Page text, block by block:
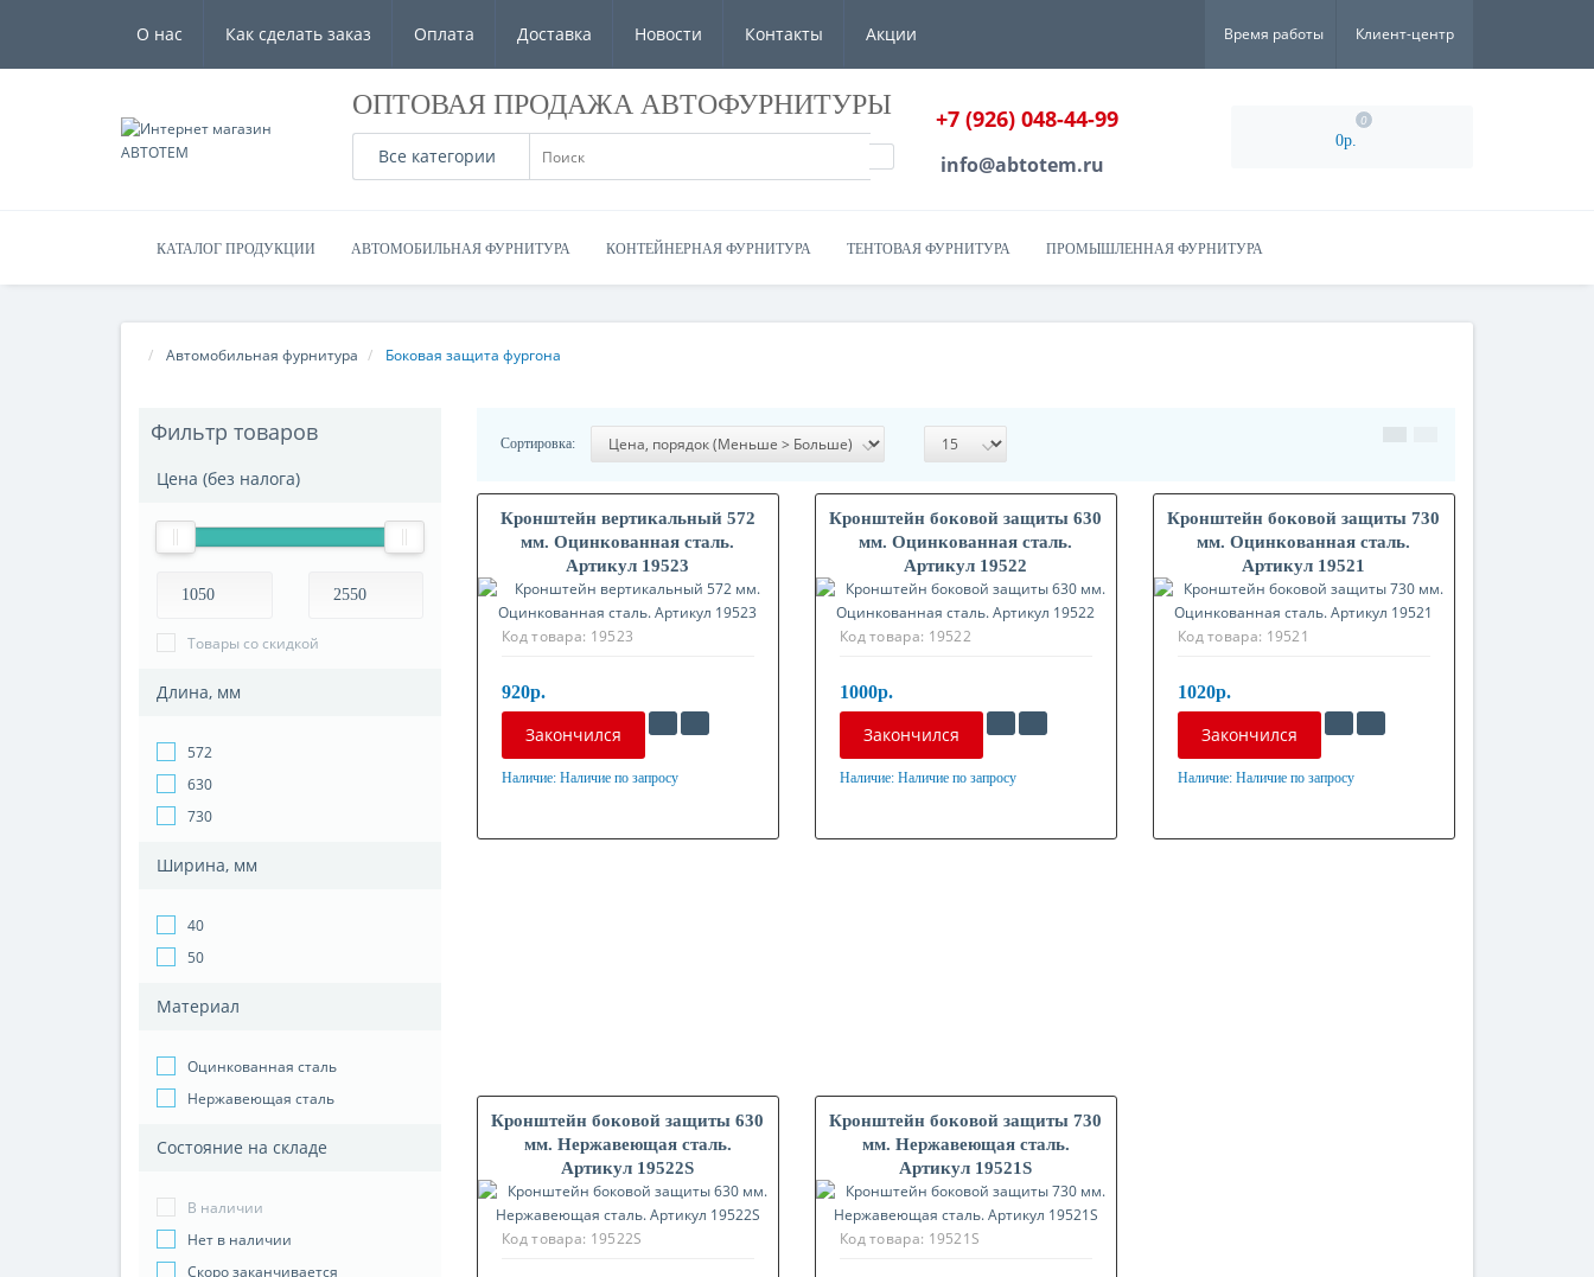
О нас Как сделать заказ Оплата Доставка Новости Контакты Акции Время работы Клиент-центр
ОПТОВАЯ ПРОДАЖА АВТОФУРНИТУРЫ
Все категории
+7 (926) 048-44-99
info@abtotem.ru
0р.
0
КАТАЛОГ ПРОДУКЦИИ АВТОМОБИЛЬНАЯ ФУРНИТУРА КОНТЕЙНЕРНАЯ ФУРНИТУРА ТЕНТОВАЯ ФУРНИТУРА ПРОМЫШЛЕННАЯ ФУРНИТУРА
Автомобильная фурнитура Боковая защита фургона
Фильтр товаров
Цена (без налога)
Товары со скидкой
Длина, мм
572
630
730
Ширина, мм
40
50
Материал
Оцинкованная сталь
Нержавеющая сталь
Состояние на складе
В наличии
Нет в наличии
Скоро заканчивается
Сортировка:
Кронштейн вертикальный 572
мм. Оцинкованная сталь.
Артикул 19523
Код товара: 19523
920р.
Закончился
Наличие: Наличие по запросу
Кронштейн боковой защиты 630
мм. Оцинкованная сталь.
Артикул 19522
Код товара: 19522
1000р.
Закончился
Наличие: Наличие по запросу
Кронштейн боковой защиты 730
мм. Оцинкованная сталь.
Артикул 19521
Код товара: 19521
1020р.
Закончился
Наличие: Наличие по запросу
Кронштейн боковой защиты 630
мм. Нержавеющая сталь.
Артикул 19522S
Код товара: 19522S
Кронштейн боковой защиты 730
мм. Нержавеющая сталь.
Артикул 19521S
Код товара: 19521S